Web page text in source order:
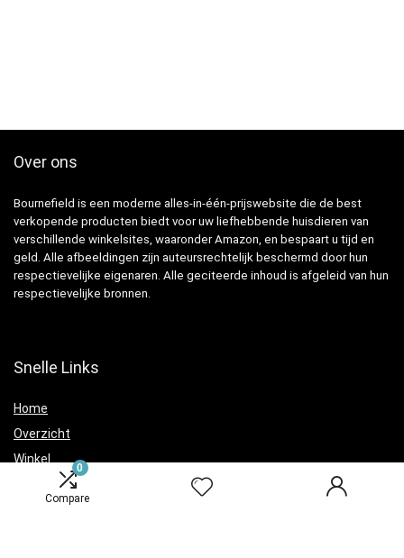
0
Compare
Over ons
Bournefield is een moderne alles-in-één-prijswebsite die de best
verkopende producten biedt voor uw liefhebbende huisdieren van
verschillende winkelsites, waaronder Amazon, en bespaart u tijd en
geld. Alle afbeeldingen zijn auteursrechtelijk beschermd door hun
respectievelijke eigenaren. Alle geciteerde inhoud is afgeleid van hun
respectievelijke bronnen.
Snelle Links
Home
Overzicht
Winkel